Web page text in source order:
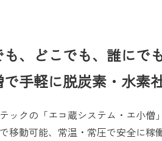
、どこでも、誰にでも
で手軽に脱炭素・水素
ックの「エコ蔵システム・エ小僧
移動可能、常温・常圧で安全に稼